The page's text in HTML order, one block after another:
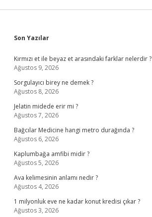
Sidebar
Son Yazılar
Kırmızı et ile beyaz et arasındaki farklar nelerdir ?
Ağustos 9, 2026
Sorgulayıcı birey ne demek ?
Ağustos 8, 2026
Jelatin midede erir mi ?
Ağustos 7, 2026
Bağcılar Medicine hangi metro durağında ?
Ağustos 6, 2026
Kaplumbağa amfibi midir ?
Ağustos 5, 2026
Ava kelimesinin anlamı nedir ?
Ağustos 4, 2026
1 milyonluk eve ne kadar konut kredisi çıkar ?
Ağustos 3, 2026